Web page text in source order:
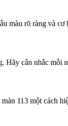
màu rõ ràng và
Hãy cân nhắc mỗi
113 một cách